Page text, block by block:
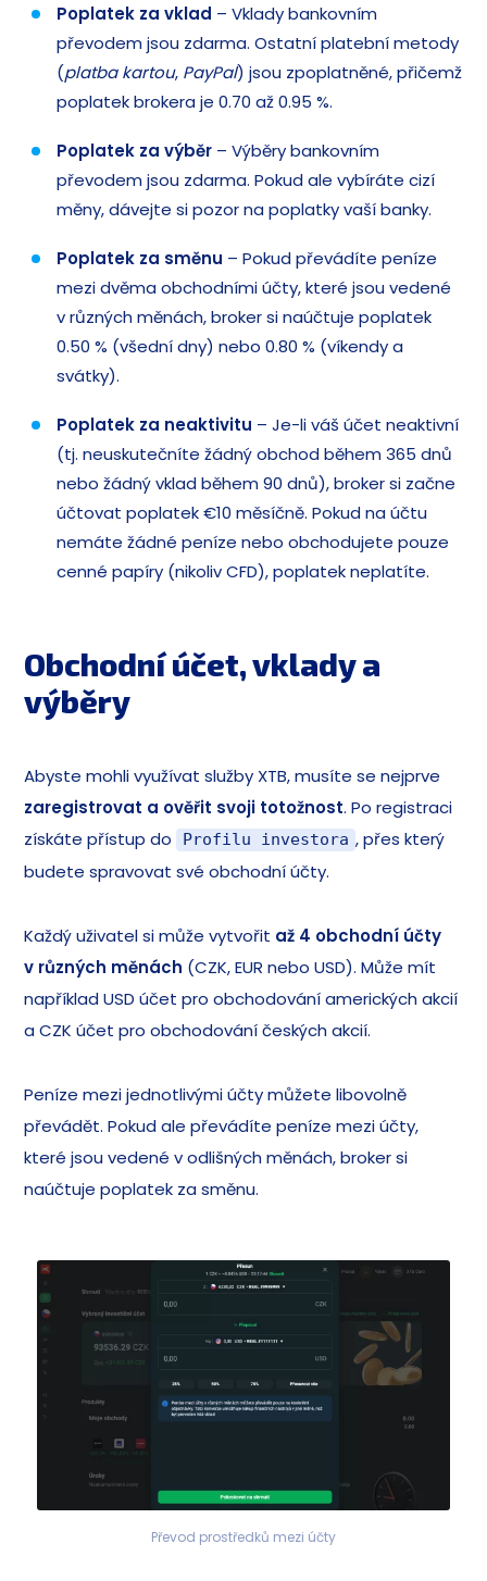
Poplatek za vklad – Vklady bankovním
převodem jsou zdarma. Ostatní platební metody
(platba kartou, PayPal) jsou zpoplatněné, přičemž
poplatek brokera je 0.70 až 0.95 %.
Poplatek za výběr – Výběry bankovním
převodem jsou zdarma. Pokud ale vybíráte cizí
měny, dávejte si pozor na poplatky vaší banky.
Poplatek za směnu – Pokud převádíte peníze
mezi dvěma obchodními účty, které jsou vedené
v různých měnách, broker si naúčtuje poplatek
0.50 % (všední dny) nebo 0.80 % (víkendy a
svátky).
Poplatek za neaktivitu – Je-li váš účet neaktivní
(tj. neuskutečníte žádný obchod během 365 dnů
nebo žádný vklad během 90 dnů), broker si začne
účtovat poplatek €10 měsíčně. Pokud na účtu
nemáte žádné peníze nebo obchodujete pouze
cenné papíry (nikoliv CFD), poplatek neplatíte.
Obchodní účet, vklady a
výběry
Abyste mohli využívat služby XTB, musíte se nejprve
zaregistrovat a ověřit svoji totožnost. Po registraci
získáte přístup do
Profilu investora , přes který
budete spravovat své obchodní účty.
Každý uživatel si může vytvořit až 4 obchodní účty
v různých měnách (CZK, EUR nebo USD). Může mít
například USD účet pro obchodování amerických akcií
a CZK účet pro obchodování českých akcií.
Peníze mezi jednotlivými účty můžete libovolně
převádět. Pokud ale převádíte peníze mezi účty,
které jsou vedené v odlišných měnách, broker si
naúčtuje poplatek za směnu.
Převod prostředků mezi účty